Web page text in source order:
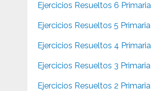
Ejercicios Resueltos 6 Primaria
Ejercicios Resueltos 5 Primaria
Ejercicios Resueltos 4 Primaria
Ejercicios Resueltos 3 Primaria
Ejercicios Resueltos 2 Primaria